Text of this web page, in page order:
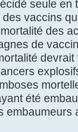
seule en
vaccins
des
de
été
embaumeurs